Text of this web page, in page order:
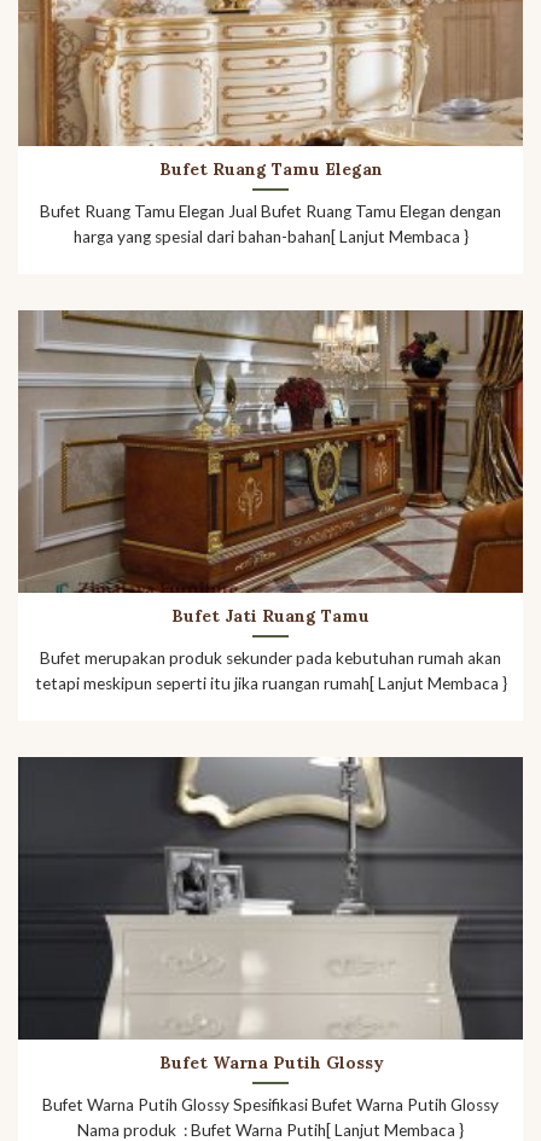
Bufet Ruang Tamu Elegan
Bufet Ruang Tamu Elegan Jual Bufet Ruang Tamu Elegan dengan
harga yang spesial dari bahan-bahan[ Lanjut Membaca }
Bufet Jati Ruang Tamu
Bufet merupakan produk sekunder pada kebutuhan rumah akan
tetapi meskipun seperti itu jika ruangan rumah[ Lanjut Membaca }
Bufet Warna Putih Glossy
Bufet Warna Putih Glossy Spesifikasi Bufet Warna Putih Glossy
Nama produk : Bufet Warna Putih[ Lanjut Membaca }